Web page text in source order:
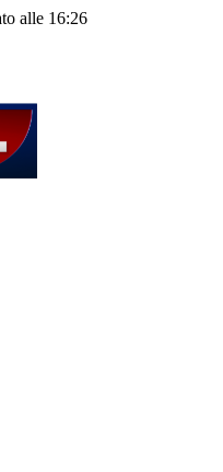
alle 16:26